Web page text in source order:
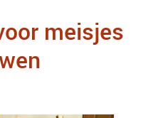
meisjes